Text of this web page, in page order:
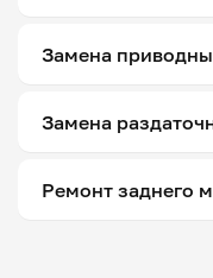
Замена
Замена
Ремонт заднего